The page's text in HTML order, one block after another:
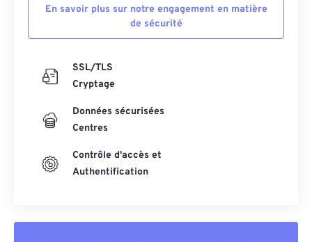
En savoir plus sur notre engagement en matière
de sécurité
SSL/TLS
Cryptage
Données sécurisées
Centres
Contrôle d'accès et
Authentification